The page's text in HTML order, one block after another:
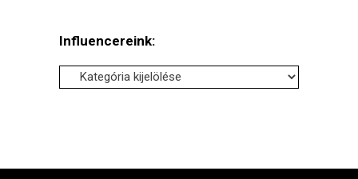
Influencereink:
Influencereink: